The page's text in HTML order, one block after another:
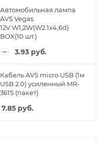
Автомобильная лампа
AVS Vegas
12V.W1,2W(W2.1x4,6d)
BOX(10 шт.)
3.93 руб.
Кабель AVS micro USB (1м
USB 2.0) усиленный MR-
361S (пакет)
7.85 руб.